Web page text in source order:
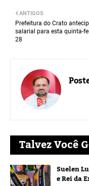
ANTIGOS
Prefeitura do Crato
salarial para esta quinta-
28
Talvez Você
Suelen
e Rei da